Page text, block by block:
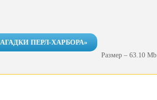
ПЕРЛ-ХАРБОРА»
Размер – 63.10 Mb